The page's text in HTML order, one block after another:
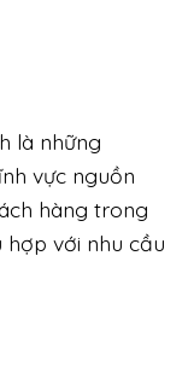
là những
vực nguồn
hàng trong
hợp với nhu cầu